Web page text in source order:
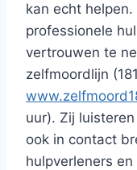
kan echt
professionele
vertrouwen te
zelfmoordlijn
uur). Zij
ook in contact
hulpverleners